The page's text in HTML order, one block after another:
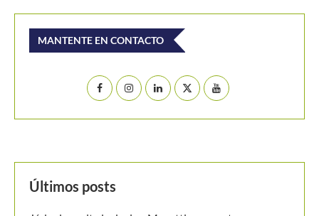
MANTENTE EN CONTACTO
Últimos posts